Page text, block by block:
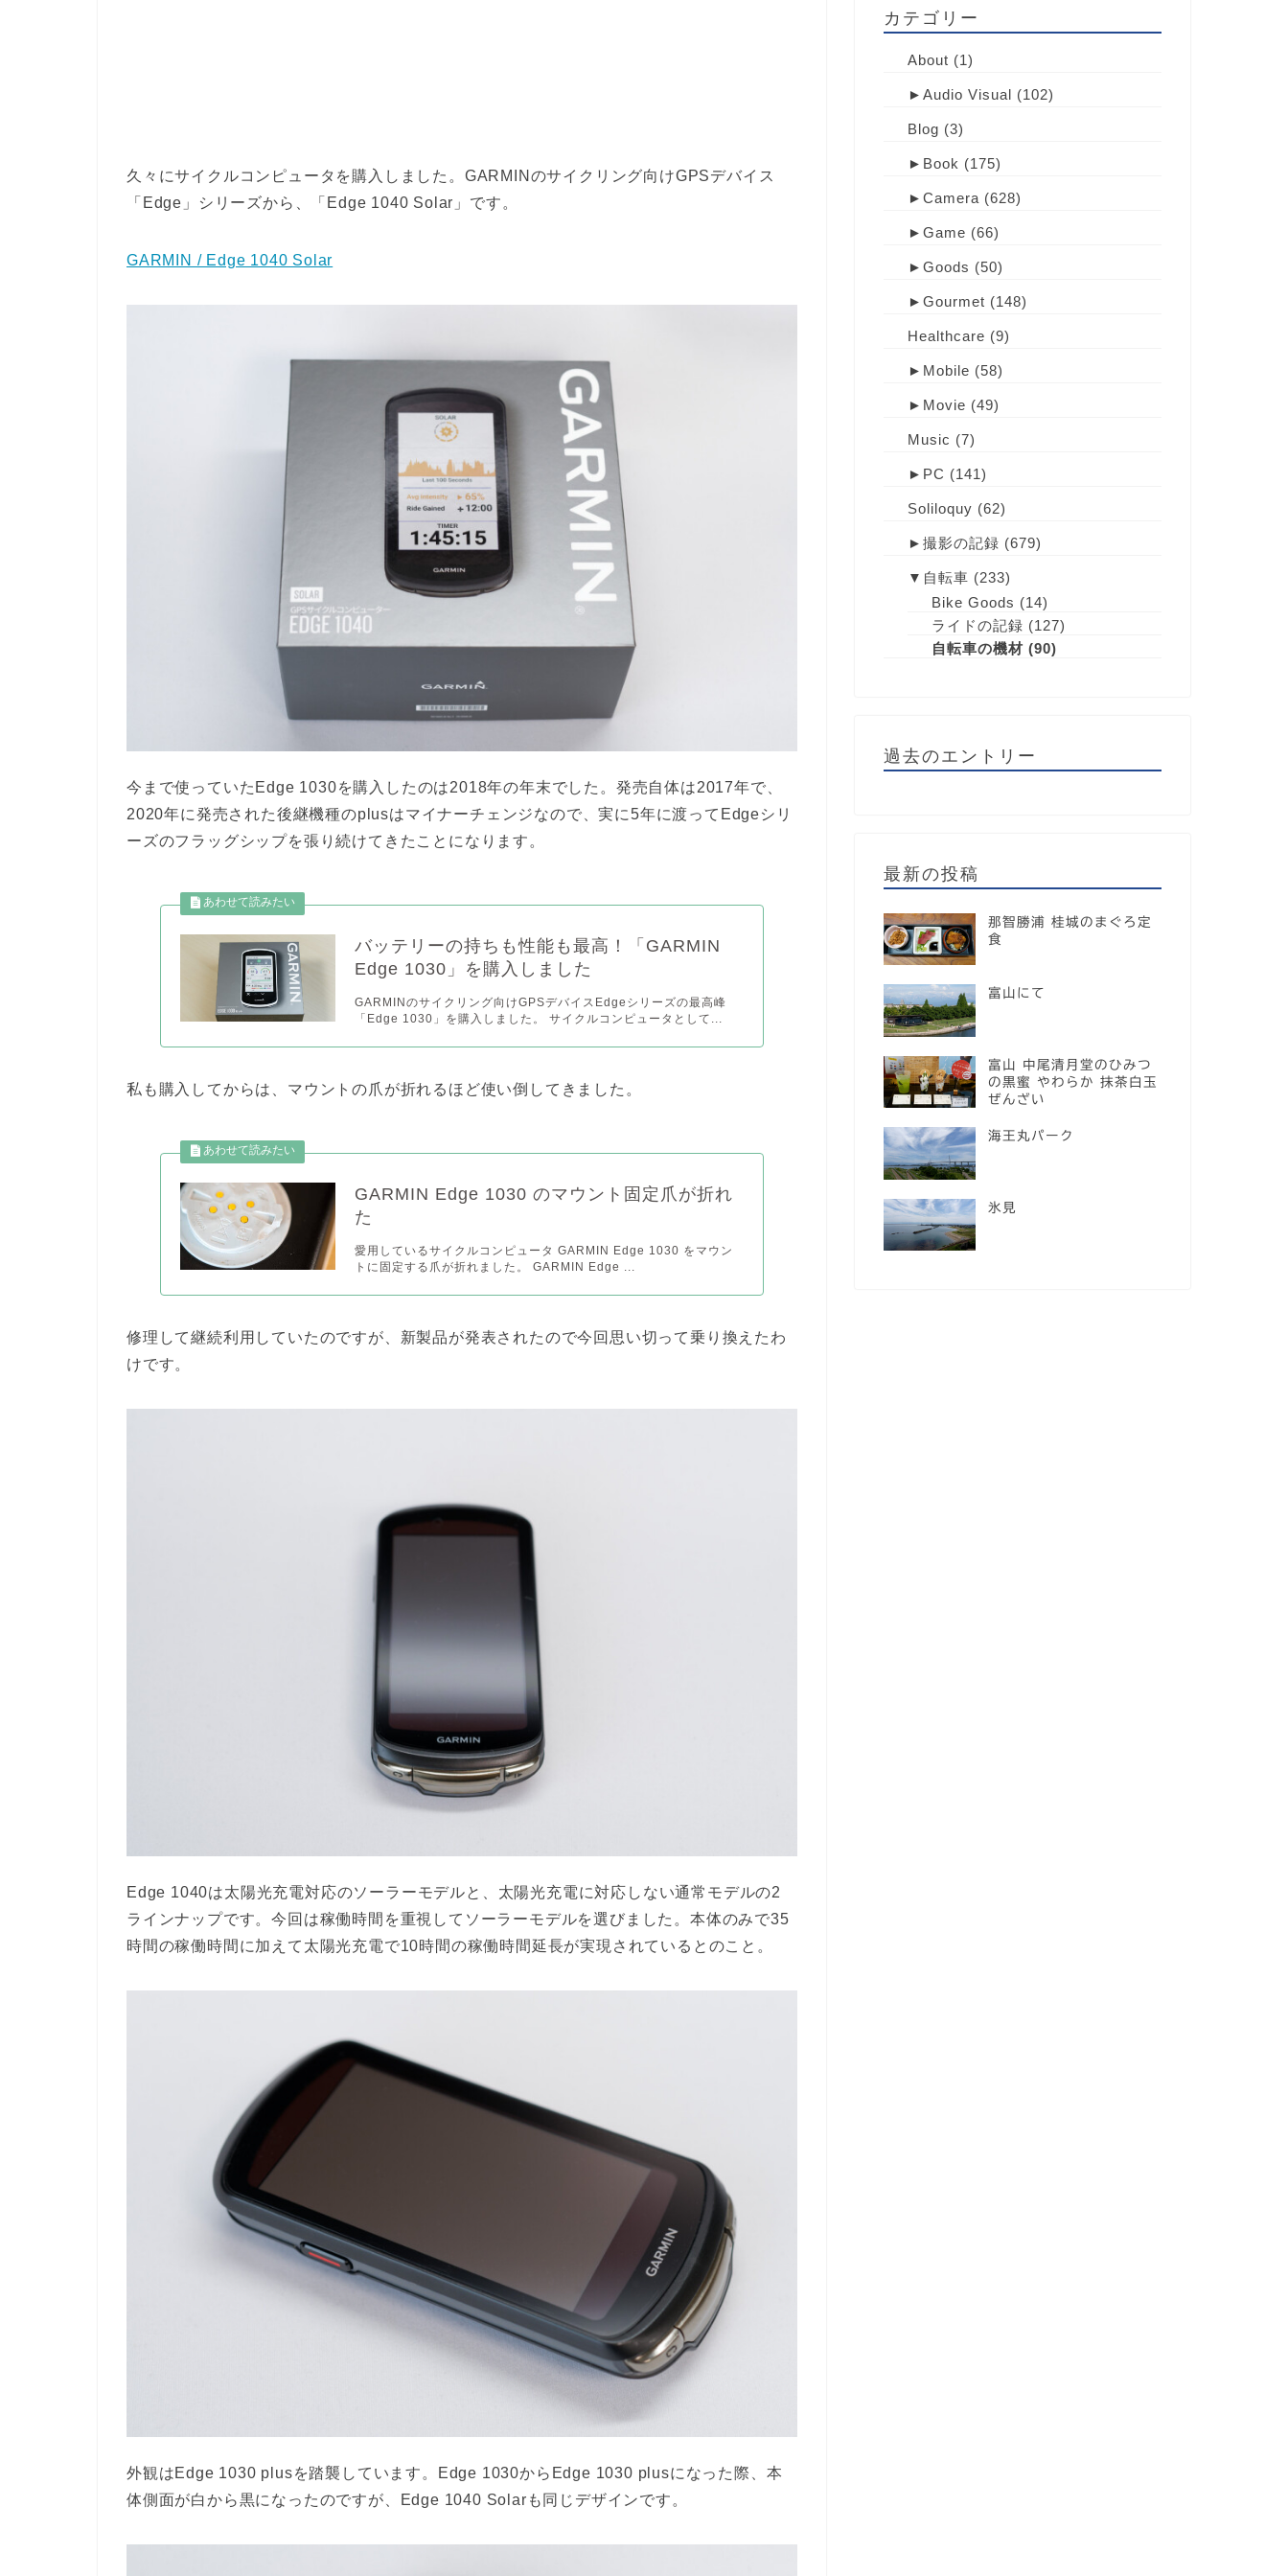
久々にサイクルコンピュータを購入しました。GARMINのサイクリング向けGPSデバイス
「Edge」シリーズから、「Edge 1040 Solar」です。
GARMIN / Edge 1040 Solar
今まで使っていたEdge 1030を購入したのは2018年の年末でした。発売自体は2017年で、
2020年に発売された後継機種のplusはマイナーチェンジなので、実に5年に渡ってEdgeシリ
ーズのフラッグシップを張り続けてきたことになります。
バッテリーの持ちも性能も最高！「GARMIN
Edge 1030」を購入しました
GARMINのサイクリング向けGPSデバイスEdgeシリーズの最高峰
「Edge 1030」を購入しました。 サイクルコンピュータとして...
私も購入してからは、マウントの爪が折れるほど使い倒してきました。
GARMIN Edge 1030 のマウント固定爪が折れ
た
愛用しているサイクルコンピュータ GARMIN Edge 1030 をマウン
トに固定する爪が折れました。 GARMIN Edge ...
修理して継続利用していたのですが、新製品が発表されたので今回思い切って乗り換えたわ
けです。
Edge 1040は太陽光充電対応のソーラーモデルと、太陽光充電に対応しない通常モデルの2
ラインナップです。今回は稼働時間を重視してソーラーモデルを選びました。本体のみで35
時間の稼働時間に加えて太陽光充電で10時間の稼働時間延長が実現されているとのこと。
外観はEdge 1030 plusを踏襲しています。Edge 1030からEdge 1030 plusになった際、本
体側面が白から黒になったのですが、Edge 1040 Solarも同じデザインです。
カテゴリー
About (1)
► Audio Visual (102)
Blog (3)
► Book (175)
► Camera (628)
► Game (66)
► Goods (50)
► Gourmet (148)
Healthcare (9)
► Mobile (58)
► Movie (49)
Music (7)
► PC (141)
Soliloquy (62)
► 撮影の記録 (679)
▼ 自転車 (233)
Bike Goods (14)
ライドの記録 (127)
自転車の機材 (90)
過去のエントリー
最新の投稿
那智勝浦 桂城のまぐろ定
食
富山にて
富山 中尾清月堂のひみつ
の黒蜜 やわらか 抹茶白玉
ぜんざい
海王丸パーク
氷見